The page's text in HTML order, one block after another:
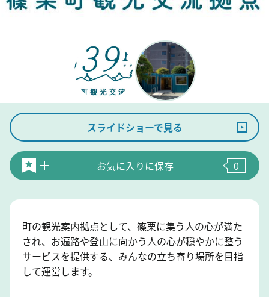
スライドショーで見る
お気に入りに保存 0
町の観光案内拠点として、篠栗に集う人の心が満た
され、お遍路や登山に向かう人の心が穏やかに整う
サービスを提供する、みんなの立ち寄り場所を目指
して運営します。